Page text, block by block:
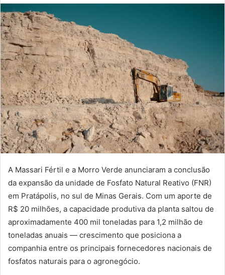
A Massari Fértil e a Morro Verde anunciaram a conclusão
da expansão da unidade de Fosfato Natural Reativo (FNR)
em Pratápolis, no sul de Minas Gerais. Com um aporte de
R$ 20 milhões, a capacidade produtiva da planta saltou de
aproximadamente 400 mil toneladas para 1,2 milhão de
toneladas anuais — crescimento que posiciona a
companhia entre os principais fornecedores nacionais de
fosfatos naturais para o agronegócio.